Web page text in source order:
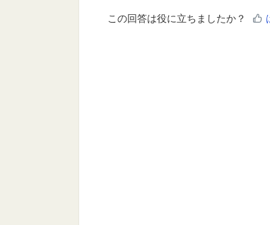
この回答は役に立ちましたか？